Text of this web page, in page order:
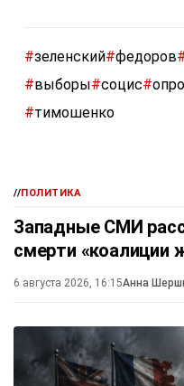
#зеленский#федоров
#выборы#социс#
#тимошенко
//ПОЛИТИКА
Западные СМИ
смерти «коалиции
6 августа 2026, 16:15Анна